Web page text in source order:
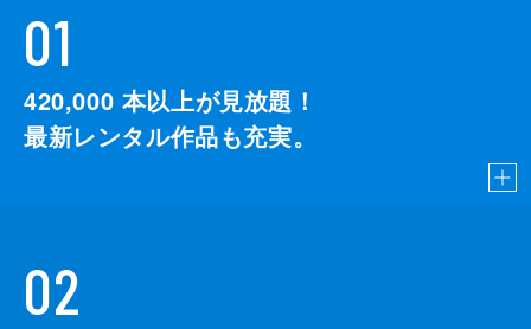
01
420,000 本以上が見放題！
最新レンタル作品も充実。
02